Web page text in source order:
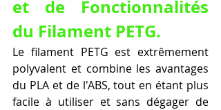
et de Fonctionnalités
du Filament PETG.
Le filament PETG est extrêmement
polyvalent et combine les avantages
du PLA et de l'ABS, tout en étant plus
facile à utiliser et sans dégager de